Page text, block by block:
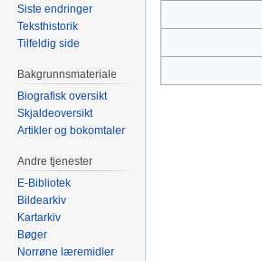
Siste endringer
Teksthistorik
Tilfeldig side
Bakgrunnsmateriale
Biografisk oversikt
Skjaldeoversikt
Artikler og bokomtaler
Andre tjenester
E-Bibliotek
Bildearkiv
Kartarkiv
Bøger
Norrøne læremidler